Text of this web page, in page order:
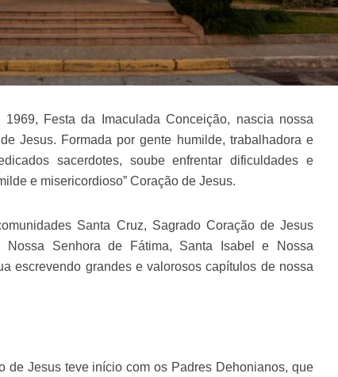
Festa da Imaculada Conceição, nascia nossa
Jesus. Formada por gente humilde, trabalhadora e
sacerdotes, soube enfrentar dificuldades e
e misericordioso” Coração de Jesus.
Santa Cruz, Sagrado Coração de Jesus
Nossa Senhora de Fátima, Santa Isabel e Nossa
escrevendo grandes e valorosos capítulos de nossa
de Jesus teve início com os Padres Dehonianos, que